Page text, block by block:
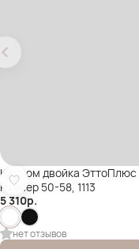
Костюм двойка ЭттоПлюс
Размер 50-58, 1113
5 310р.
нет отзывов